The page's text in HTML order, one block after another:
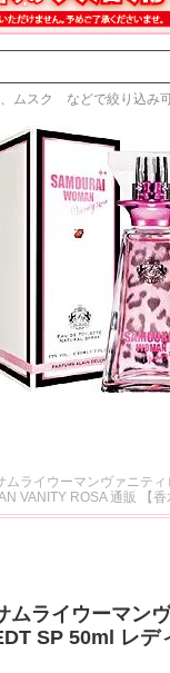
ムスク などで絞り込み
ムライウーマンヴァニテ
VANITY ROSA 通販 【香
ムライウーマン
SP 50ml レデ